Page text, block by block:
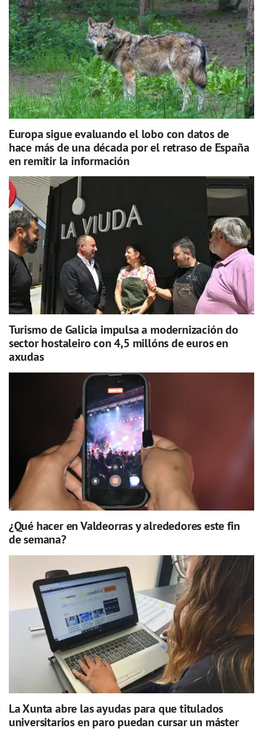
Europa sigue evaluando el lobo con datos de
hace más de una década por el retraso de España
en remitir la información
Turismo de Galicia impulsa a modernización do
sector hostaleiro con 4,5 millóns de euros en
axudas
¿Qué hacer en Valdeorras y alrededores este fin
de semana?
La Xunta abre las ayudas para que titulados
universitarios en paro puedan cursar un máster